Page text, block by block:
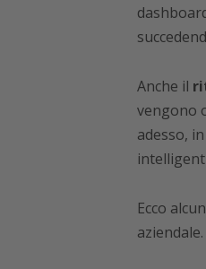
Anche il
vengono
adesso,
Ecco
aziendale.